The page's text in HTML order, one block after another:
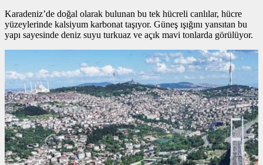
Karadeniz’de doğal olarak bulunan bu tek hücreli canlılar, hücre
yüzeylerinde kalsiyum karbonat taşıyor. Güneş ışığını yansıtan bu
yapı sayesinde deniz suyu turkuaz ve açık mavi tonlarda görülüyor.